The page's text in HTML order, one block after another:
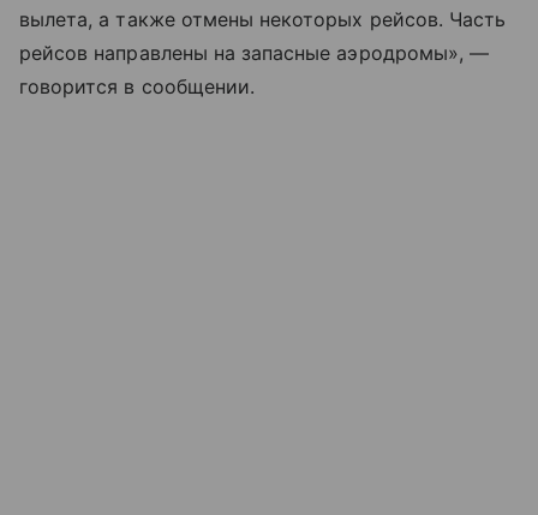
вылета, а также отмены некоторых рейсов. Часть
рейсов направлены на запасные аэродромы», —
говорится в сообщении.